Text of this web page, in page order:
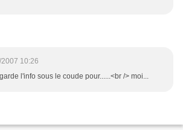
10:26
l'info sous le coude pour......<br /> moi...